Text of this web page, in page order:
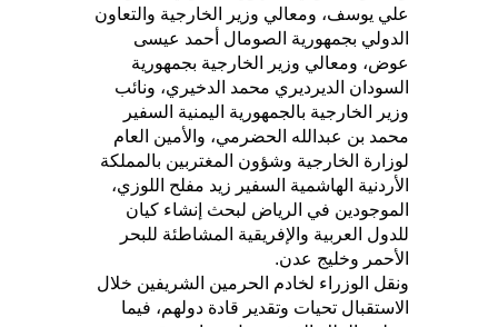
علي يوسف، ومعالي وزير الخارجية والتعاون
الدولي بجمهورية الصومال أحمد عيسى
عوض، ومعالي وزير الخارجية بجمهورية
السودان الديرديري محمد الدخيري، ونائب
وزير الخارجية بالجمهورية اليمنية السفير
محمد بن عبدالله الحضرمي، والأمين العام
لوزارة الخارجية وشؤون المغتربين بالمملكة
الأردنية الهاشمية السفير زيد مفلح اللوزي،
الموجودين في الرياض لبحث إنشاء كيان
للدول العربية والإفريقية المشاطئة للبحر
الأحمر وخليج عدن.
ونقل الوزراء لخادم الحرمين الشريفين خلال
الاستقبال تحيات وتقدير قادة دولهم، فيما